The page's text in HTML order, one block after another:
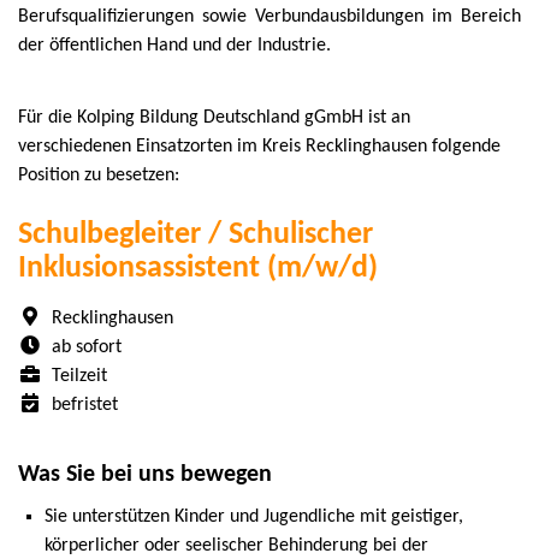
Für die Kolping Bildung Deutschland gGmbH ist an
verschiedenen Einsatzorten im Kreis Recklinghausen folgende
Position zu besetzen:
Schulbegleiter / Schulischer
Inklusionsassistent (m/w/d)
Recklinghausen
ab sofort
Teilzeit
befristet
Berufsqualifizierungen sowie Verbundausbildungen im Bereich
der öffentlichen Hand und der Industrie.
Was Sie bei uns bewegen
Sie unterstützen Kinder und Jugendliche mit geistiger,
körperlicher oder seelischer Behinderung bei der